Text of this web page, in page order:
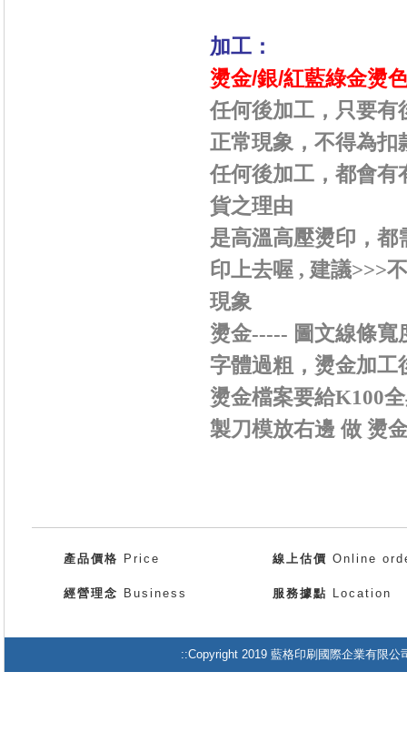
加工：
燙金/銀/紅藍綠金燙
任何後加工，只要有
正常現象，不得為扣
任何後加工，都會
貨之理由
是高溫高壓燙印，都
印上去喔 , 建議>>>
現象
燙金----- 圖文線條寬
字體過粗，燙金加工
燙金檔案要給K100
製刀模放右邊 做 燙
產品價格 Price 線上估價 Online
經營理念 Business 服務據點 Location
::Copyright 2019 藍格印刷國際企業有限